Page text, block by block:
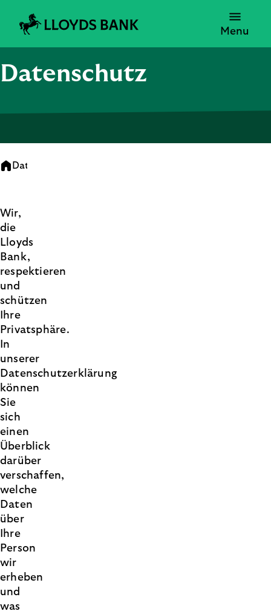
Menu
Datenschutz
Datenschutzerklärung
Wir,
die
Lloyds
Bank,
respektieren
und
schützen
Ihre
Privatsphäre.
In
unserer
Datenschutzerklärung
können
Sie
sich
einen
Überblick
darüber
verschaffen,
welche
Daten
über
Ihre
Person
wir
erheben
und
was